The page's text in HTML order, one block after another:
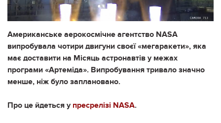
Американське аерокосмічне агентство NASA
випробувала чотири двигуни своєї «мегаракети», яка
має доставити на Місяць астронавтів у межах
програми «Артеміда». Випробування тривало значно
менше, ніж було заплановано.
Про це йдеться у пресрелізі NASA.